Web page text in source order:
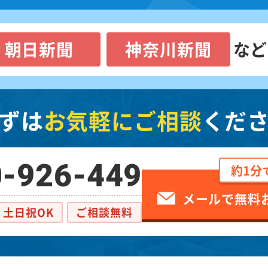
朝日新聞 神奈川新聞 な
はお気軽にご相談くだ
926-449
土日祝OK ご相談無料
約1分
メールで無料